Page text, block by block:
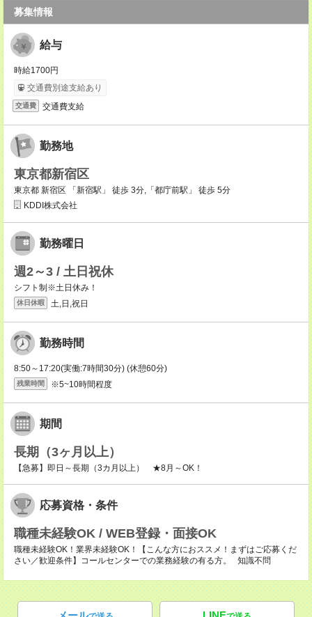
募集情報
給与
時給1700円
交通費別途支給あり
交通費 交通費支給
勤務地
東京都新宿区
東京都 新宿区 「新宿駅」 徒歩 3分,「都庁前駅」 徒歩 5分
KDDI株式会社
勤務曜日
週2～3 / 土日祝休
シフト制※土日休み！
休日休暇 土,日,祝日
勤務時間
8:50～17:20(実働:7時間30分) (休憩60分)
残業時間 ※5~10時間程度
期間
長期（3ヶ月以上）
【急募】即日～長期（3カ月以上） ★8月～OK！
応募資格・条件
職種未経験OK / WEB登録・面接OK
職種未経験OK！業界未経験OK！【こんな方におススメ！まずはご応募くだ
さい／歓迎条件】コールセンターでの業務経験の有る方。 知識不問